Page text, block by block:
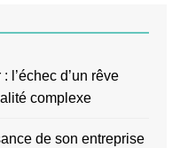
l’échec d’un rêve
complexe
de son entreprise